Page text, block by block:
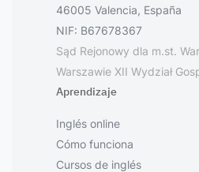
46005 Valencia, España
NIF: B67678367
Sąd Rejonowy dla m.st.
Warszawie XII Wydział
Aprendizaje
Inglés online
Cómo funciona
Cursos de inglés